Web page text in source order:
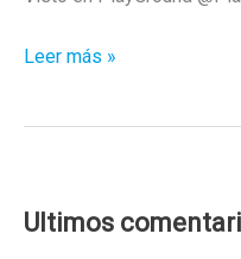
Gente
lado
Leer más »
Ultimos